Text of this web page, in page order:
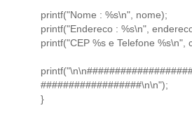
printf("Nome : %s\n", nome);
printf("Endereco : %s\n",
printf("CEP %s e Telefone %s\n",
##################\n\n");
}